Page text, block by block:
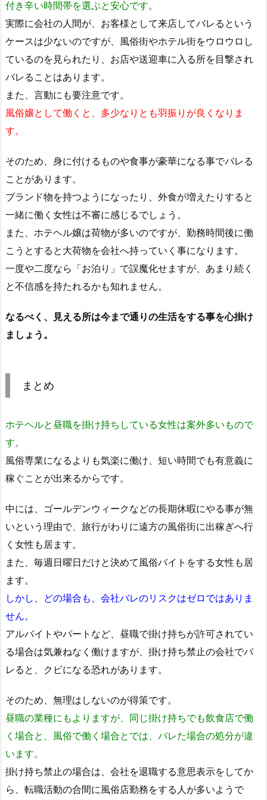
付き辛い時間帯を選ぶと安心です。
実際に会社の人間が、お客様として来店してバレるという
ケースは少ないのですが、風俗街やホテル街をウロウロし
ているのを見られたり、お店や送迎車に入る所を目撃され
バレることはあります。
また、言動にも要注意です。
風俗嬢として働くと、多少なりとも羽振りが良くなりま
す。
そのため、身に付けるものや食事が豪華になる事でバレる
ことがあります。
ブランド物を持つようになったり、外食が増えたりすると
一緒に働く女性は不審に感じるでしょう。
また、ホテヘル嬢は荷物が多いのですが、勤務時間後に働
こうとすると大荷物を会社へ持っていく事になります。
一度や二度なら「お泊り」で誤魔化せますが、あまり続く
と不信感を持たれるかも知れません。
なるべく、見える所は今まで通りの生活をする事を心掛け
ましょう。
まとめ
ホテヘルと昼職を掛け持ちしている女性は案外多いもので
す。
風俗専業になるよりも気楽に働け、短い時間でも有意義に
稼ぐことが出来るからです。
中には、ゴールデンウィークなどの長期休暇にやる事が無
いという理由で、旅行がわりに遠方の風俗街に出稼ぎへ行
く女性も居ます。
また、毎週日曜日だけと決めて風俗バイトをする女性も居
ます。
しかし、どの場合も、会社バレのリスクはゼロではありま
せん。
アルバイトやパートなど、昼職で掛け持ちが許可されてい
る場合は気兼ねなく働けますが、掛け持ち禁止の会社でバ
レると、クビになる恐れがあります。
そのため、無理はしないのが得策です。
昼職の業種にもよりますが、同じ掛け持ちでも飲食店で働
く場合と、風俗で働く場合とでは、バレた場合の処分が違
います。
掛け持ち禁止の場合は、会社を退職する意思表示をしてか
ら、転職活動の合間に風俗店勤務をする人が多いようで